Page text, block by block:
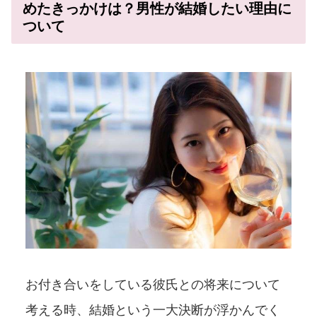
めたきっかけは？男性が結婚したい理由に
ついて
お付き合いをしている彼氏との将来について
考える時、結婚という一大決断が浮かんでく